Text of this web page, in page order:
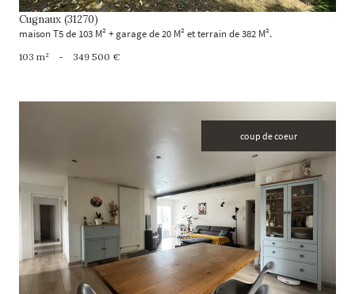
Cugnaux (31270)
maison T5 de 103 M² + garage de 20 M² et terrain de 382 M².
103 m² - 349 500 €
coup de coeur
voir le bien